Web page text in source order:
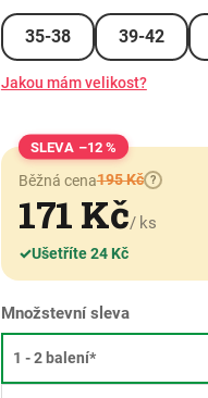
Množstevní sleva
1 - 2 balení*
35-38 39-42
Jakou mám velikost?
–12 %
Běžná cena195 Kč ?
171 Kč/ ks
✓Ušetříte 24 Kč